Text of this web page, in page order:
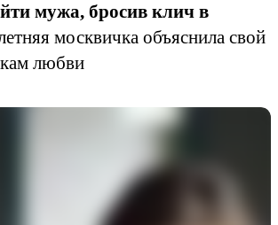
мужа, бросив клич в
москвичка объяснила свой
любви